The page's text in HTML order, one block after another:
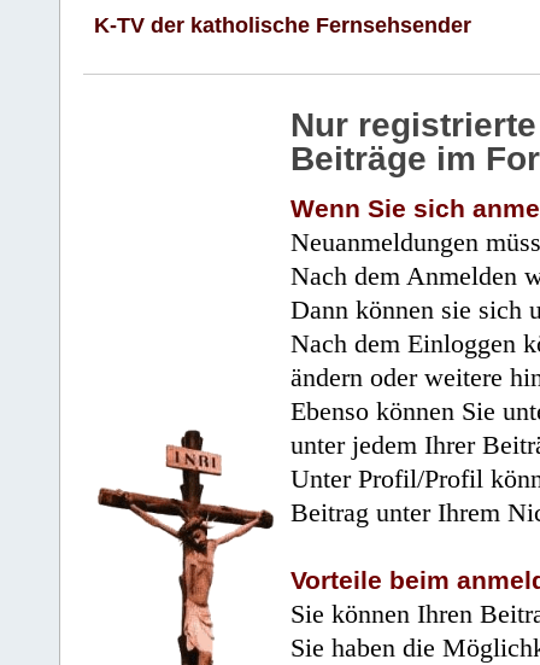
K-TV der katholische Fernsehsender
Nur
Beiträge im
Wenn Sie sich
Neuanmeldungen
Nach dem Anmelden
Dann können sie sich
Nach dem Einloggen
ändern oder weitere
Ebenso können Sie
unter jedem Ihrer
Unter Profil/Profil
Beitrag unter Ihrem
Vorteile beim
Sie können Ihren
Sie haben die